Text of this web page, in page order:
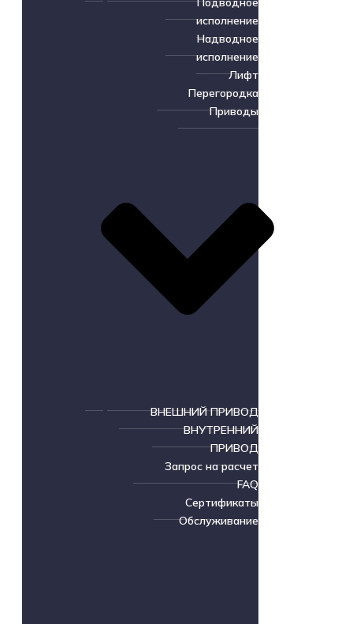
исполнение
Надводное
исполнение
Лифт
Перегородка
Приводы
ВНЕШНИЙ ПРИВОД
ВНУТРЕННИЙ
ПРИВОД
Запрос на расчет
FAQ
Сертификаты
Обслуживание